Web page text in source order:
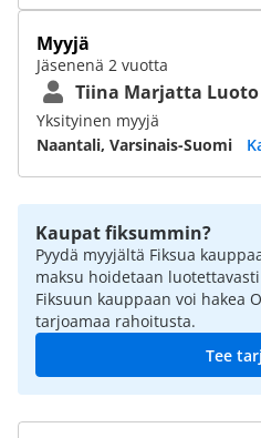
Myyjä
Jäsenenä 2 vuotta
Tiina Marjatta Luoto
Yksityinen myyjä
Naantali, Varsinais-Suomi
Kaupat fiksummin?
Pyydä myyjältä Fiksua
maksu hoidetaan
Fiksuun kauppaan voi hakea
tarjoamaa rahoitusta.
Tee